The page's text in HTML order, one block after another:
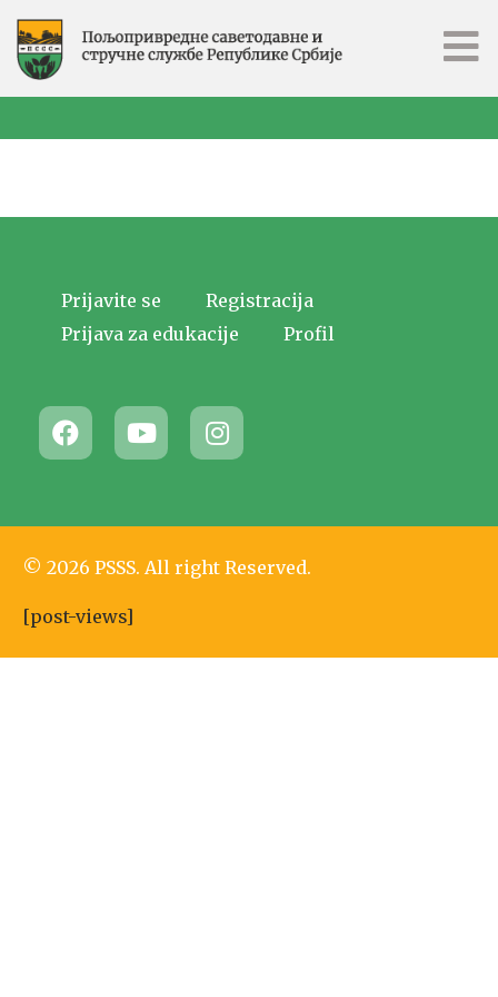
Prijavite se
Registracija
Prijava za edukacije
Profil
© 2026 PSSS. All right Reserved.
[post-views]